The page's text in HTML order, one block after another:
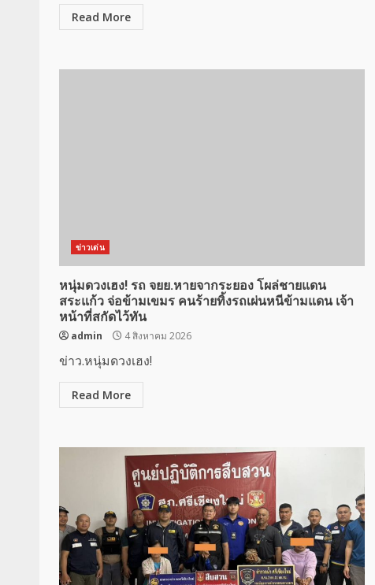
Read More
ข่าวเด่น
หนุ่มดวงเฮง! รถ จยย.หายจากระยอง โผล่ชายแดน
สระแก้ว จ่อข้ามเขมร คนร้ายทิ้งรถเผ่นหนีข้ามแดน เจ้า
หน้าที่สกัดไว้ทัน
admin 4 สิงหาคม 2026
ข่าว.หนุ่มดวงเฮง!
Read More